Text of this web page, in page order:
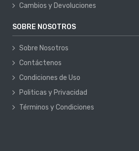
Cambios y Devoluciones
SOBRE NOSOTROS
Sobre Nosotros
Contáctenos
Condiciones de Uso
Politicas y Privacidad
Términos y Condiciones